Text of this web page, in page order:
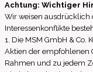
Achtung: Wichtiger
Wir weisen ausdrücklich
Interessenkonflikte
1. Die MSM GmbH & Co.
Aktien der empfohlenen
Rahmen und zu jedem